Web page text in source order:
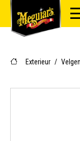
Exterieur /